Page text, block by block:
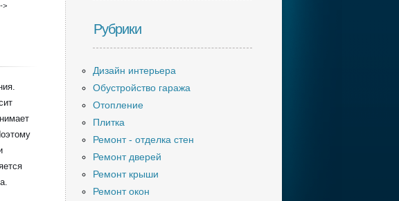
->
Рубрики
Дизайн интерьера
Обустройство гаража
Отопление
Плитка
Ремонт - отделка стен
Ремонт дверей
Ремонт крыши
Ремонт окон